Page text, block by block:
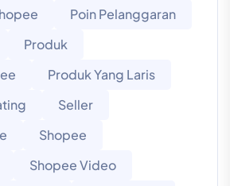
Poin Pelanggaran
Produk
Produk Yang Laris
Seller
Shopee
Shopee Video